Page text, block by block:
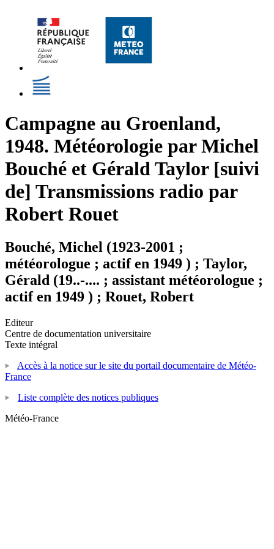
Campagne au Groenland,
1948. Météorologie par Michel
Bouché et Gérald Taylor [suivi
de] Transmissions radio par
Robert Rouet
Bouché, Michel (1923-2001 ;
météorologue ; actif en 1949 ) ; Taylor,
Gérald (19..-.... ; assistant météorologue ;
actif en 1949 ) ; Rouet, Robert
Editeur
Centre de documentation universitaire
Texte intégral
Accès à la notice sur le site du portail documentaire de Météo-
France
Liste complète des notices publiques
Météo-France